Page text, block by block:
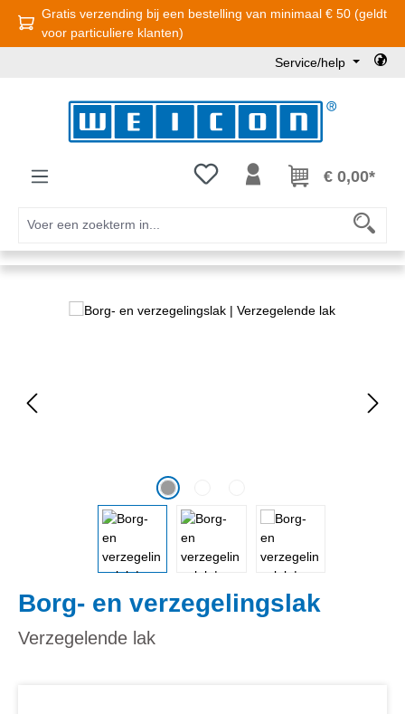
Ga naar de hoofdinhoud
Gratis verzending bij een bestelling van minimaal € 50 (geldt
voor particuliere klanten)
Service/help
Je hebt 0 items op je€ 0,00*
Afbeeldingengalerij overslaan
Borg- en verzegelingslak
Verzegelende lak